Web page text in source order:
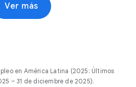
país. Los Certificados
son completamente a tu
y consulta las opciones de
Ver más
en América Latina (2025: Últimos
– 31 de diciembre de 2025).